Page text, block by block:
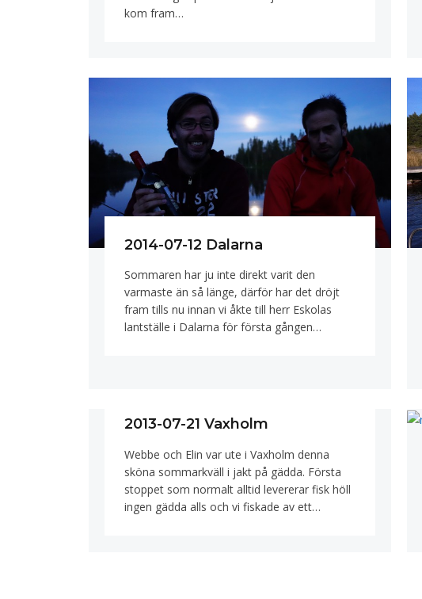
kom fram…
2014-07-12 Dalarna
Sommaren har ju inte direkt varit den
varmaste än så länge, därför har det dröjt
fram tills nu innan vi åkte till herr Eskolas
lantställe i Dalarna för första gången…
2013-07-21 Vaxholm
Webbe och Elin var ute i Vaxholm denna
sköna sommarkväll i jakt på gädda. Första
stoppet som normalt alltid levererar fisk höll
ingen gädda alls och vi fiskade av ett…